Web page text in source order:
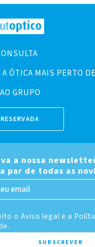
ÓTICA MAIS PERTO
GRUPO
a nossa
par de todas as
o Aviso legal e a